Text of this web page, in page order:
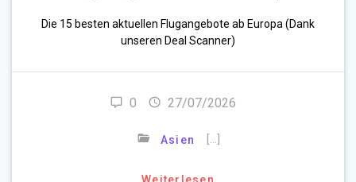
Die 15 besten aktuellen Flugangebote ab Europa (Dank
unseren Deal Scanner)
0 27/07/2026
Asien